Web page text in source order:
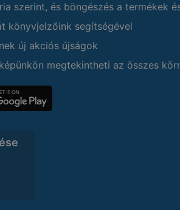
szerint, és böngészés a termékek
könyvjelzőink segítségével
új akciós újságok
megtekintheti az összes